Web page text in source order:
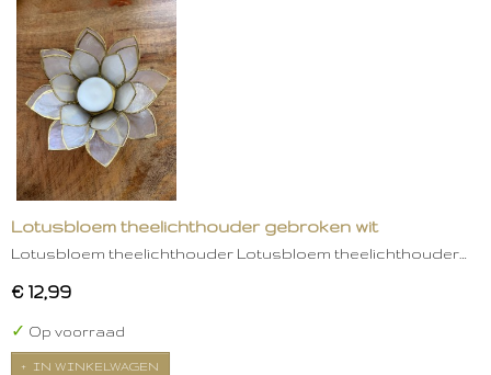
Lotusbloem theelichthouder gebroken wit
Lotusbloem theelichthouder Lotusbloem theelichthouder…
€ 12,99
✓ Op voorraad
IN WINKELWAGEN